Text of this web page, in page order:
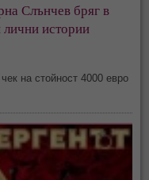
Слънчев бряг в
истории
на стойност 4000 евро